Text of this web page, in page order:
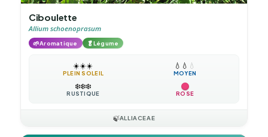
Ciboulette
Allium schoenoprasum
🌱Aromatique 🥬Légume
☀️☀️☀️
PLEIN SOLEIL
💧 💧 💧
MOYEN
❄️❄️❄️
RUSTIQUE ROSE
🍃ALLIACEAE